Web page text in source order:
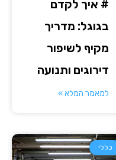
# איך לקדם
בגוגל: מדריך
מקיף לשיפור
דירוגים ותנועה
למאמר המלא »
כללי